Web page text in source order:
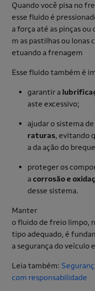
Quando você pisa no
esse fluido é
a força até as pinças
m as pastilhas ou lonas
etuando a frenagem
Esse fluido também é
garantir a
aste excessivo;
ajudar o sistema
raturas, evitando
a da ação do
proteger os
a corrosão e
desse sistema.
Manter
o fluido de freio limpo,
tipo adequado, é
a segurança do veículo
Leia também:
com responsabilidade